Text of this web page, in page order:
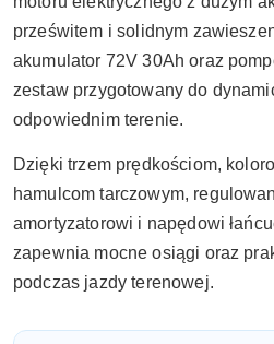
prześwitem i solidnym
akumulator 72V 30Ah oraz
zestaw przygotowany do
odpowiednim terenie.
Dzięki trzem prędkościom,
hamulcom tarczowym,
amortyzatorowi i napędowi
zapewnia mocne osiągi oraz
podczas jazdy terenowej.